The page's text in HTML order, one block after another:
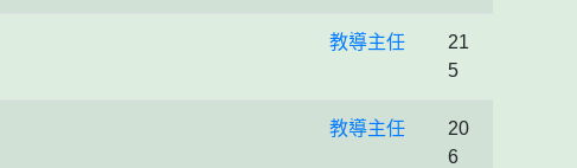
教導主任
21
5
教導主任
20
6